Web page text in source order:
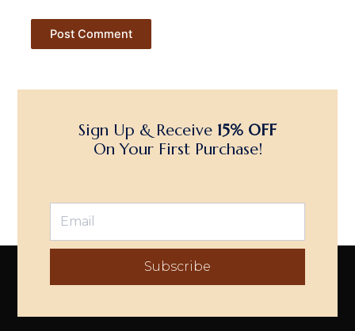
Sign Up & Receive 15% OFF
On Your First Purchase!
Subscribe